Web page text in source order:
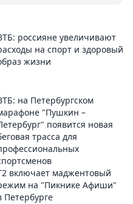
россияне увеличивают
на спорт и здоровый
жизни
на Петербургском
"Пушкин –
появится новая
трасса для
включает маджентовый
на "Пикнике Афиши"
Петербурге